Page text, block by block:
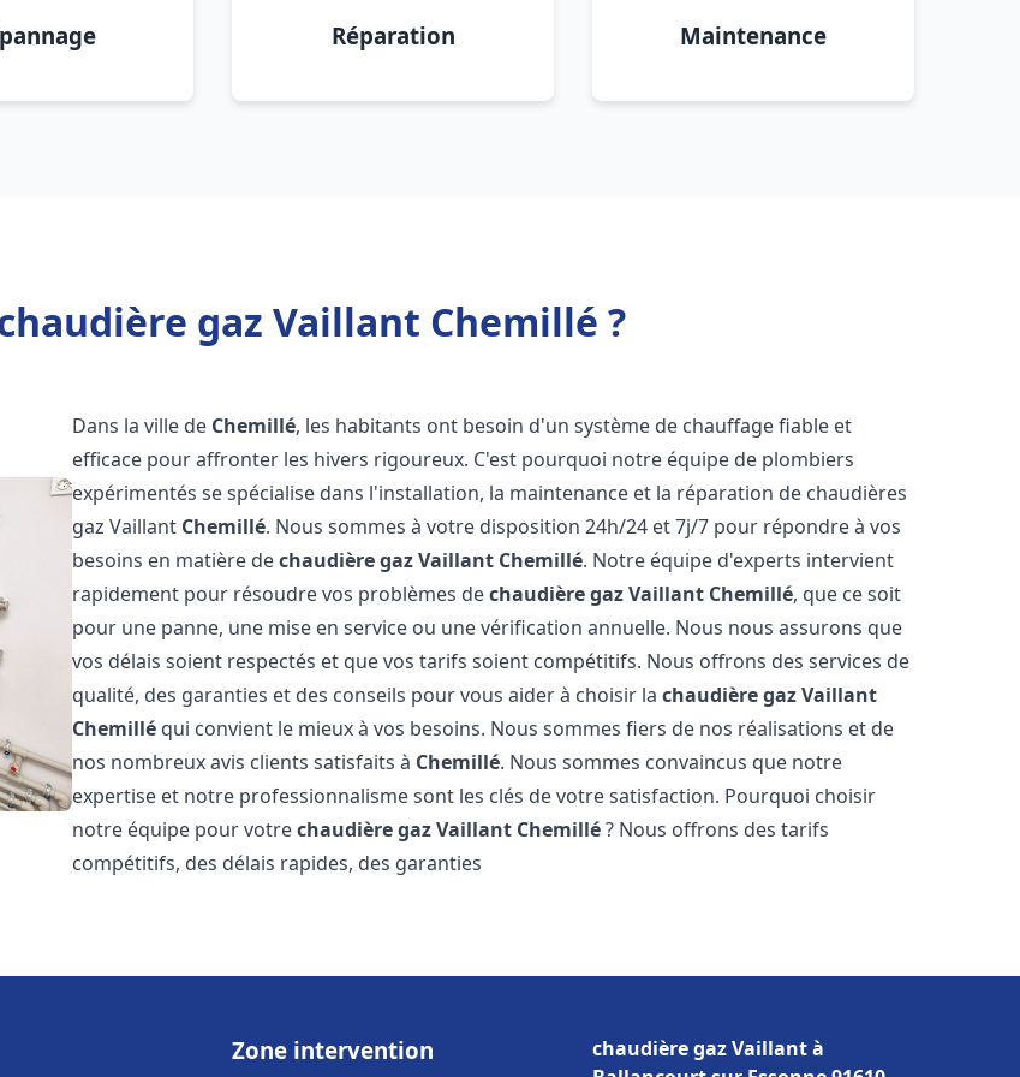
Réparation Maintenance
gaz Vaillant Chemillé ?
Dans la ville de Chemillé, les habitants ont besoin d'un système de chauffage fiable et
efficace pour affronter les hivers rigoureux. C'est pourquoi notre équipe de plombiers
expérimentés se spécialise dans l'installation, la maintenance et la réparation de chaudières
gaz Vaillant Chemillé. Nous sommes à votre disposition 24h/24 et 7j/7 pour répondre à vos
besoins en matière dechaudière gaz Vaillant Chemillé. Notre équipe d'experts intervient
rapidement pour résoudre vos problèmes dechaudière gaz Vaillant Chemillé, que ce soit
pour une panne, une mise en service ou une vérification annuelle. Nous nous assurons que
vos délais soient respectés et que vos tarifs soient compétitifs. Nous offrons des services de
qualité, des garanties et des conseils pour vous aider à choisir lachaudière gaz Vaillant
Chemillé qui convient le mieux à vos besoins. Nous sommes fiers de nos réalisations et de
nos nombreux avis clients satisfaits à Chemillé. Nous sommes convaincus que notre
expertise et notre professionnalisme sont les clés de votre satisfaction. Pourquoi choisir
notre équipe pour votrechaudière gaz Vaillant Chemillé? Nous offrons des tarifs
compétitifs, des délais rapides, des garanties
Zone intervention
chaudière gaz Vaillant à